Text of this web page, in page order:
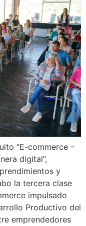
“E-commerce –
digital”,
y
la tercera clase
impulsado
Productivo del
emprendedores